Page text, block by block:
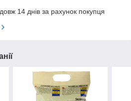
14 днів за рахунок покупця